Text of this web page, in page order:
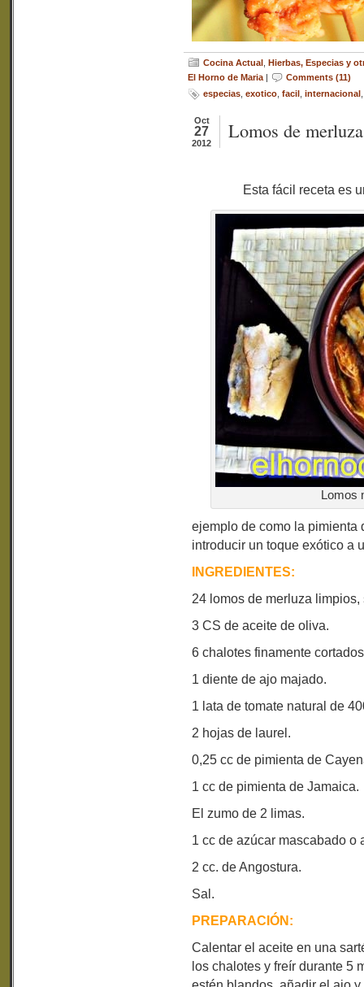
Cocina Actual Hierbas, Especias y
El Horno de Maria |
Comments (11)
especias exotico facil internacional
Oct
27
2012
Lomos de
Esta fácil receta es
Lomos
ejemplo de como la pimienta
introducir un toque exótico a
INGREDIENTES:
24 lomos de merluza
3 CS de aceite de oliva.
6 chalotes finamente
1 diente de ajo majado.
1 lata de tomate natural de
2 hojas de laurel.
0,25 cc de pimienta de
1 cc de pimienta de Jamaica.
El zumo de 2 limas.
1 cc de azúcar mascabado o
2 cc. de Angostura.
Sal.
PREPARACIÓN:
Calentar el aceite en una
los chalotes y freír durante 5